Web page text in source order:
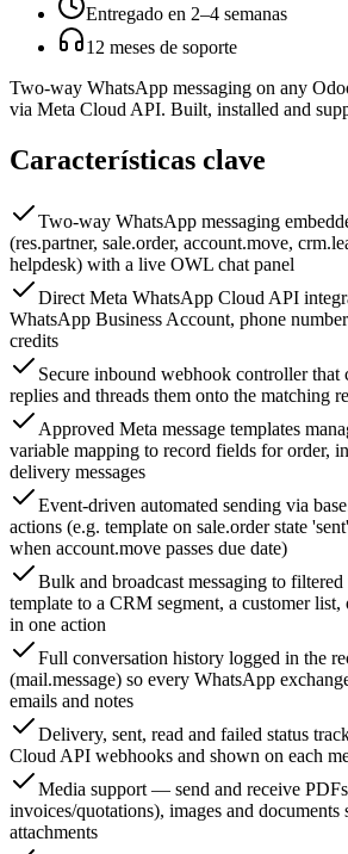
Entregado en 2–4 semanas
12 meses de soporte
Two-way WhatsApp messaging on any
via Meta Cloud API. Built, installed and
Características clave
Two-way WhatsApp messaging
(res.partner, sale.order, account.move,
helpdesk) with a live OWL chat panel
Direct Meta WhatsApp Cloud API
WhatsApp Business Account, phone
credits
Secure inbound webhook controller that
replies and threads them onto the matching
Approved Meta message templates
variable mapping to record fields for order,
delivery messages
Event-driven automated sending via
actions (e.g. template on sale.order state
when account.move passes due date)
Bulk and broadcast messaging to
template to a CRM segment, a customer
in one action
Full conversation history logged in the
(mail.message) so every WhatsApp
emails and notes
Delivery, sent, read and failed status
Cloud API webhooks and shown on each
Media support — send and receive
invoices/quotations), images and
attachments